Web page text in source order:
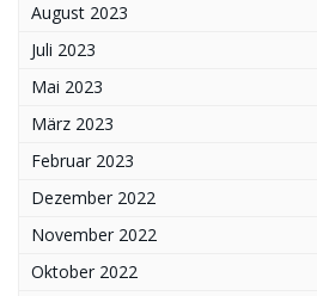
August 2023
Juli 2023
Mai 2023
März 2023
Februar 2023
Dezember 2022
November 2022
Oktober 2022